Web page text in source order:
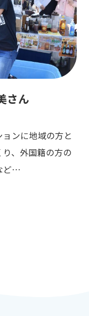
さん
ンに地域の方と
、外国籍の方の
ど…